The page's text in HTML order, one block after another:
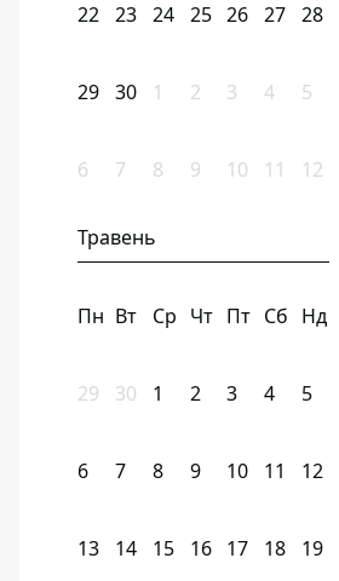
22 23 24 25 26 27 28
29 30 1 2 3 4 5
6 7 8 9 10 11 12
Травень
Пн Вт Ср Чт Пт Сб Нд
29 30 1 2 3 4 5
6 7 8 9 10 11 12
13 14 15 16 17 18 19